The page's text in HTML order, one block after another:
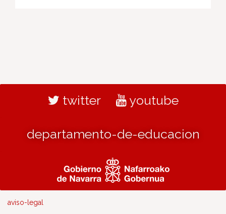
twitter youtube
departamento-de-educacion
aviso-legal